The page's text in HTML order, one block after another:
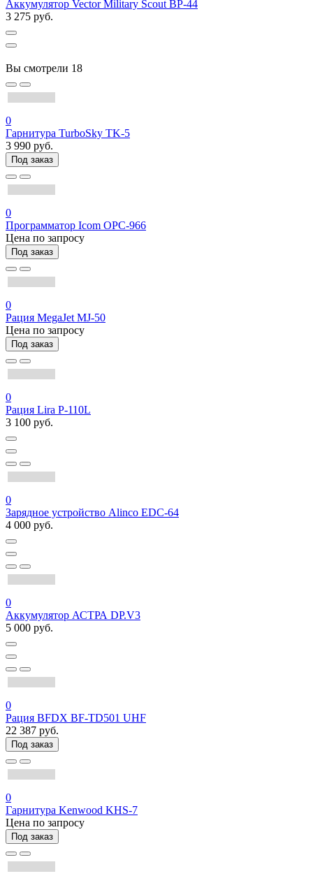
Аккумулятор Vector Military Scout BP-44
3 275 руб.
Вы смотрели 18
0
Гарнитура TurboSky TK-5
3 990 руб.
Под заказ
0
Программатор Icom OPC-966
Цена по запросу
Под заказ
0
Рация MegaJet MJ-50
Цена по запросу
Под заказ
0
Рация Lira P-110L
3 100 руб.
0
Зарядное устройство Alinco EDC-64
4 000 руб.
0
Аккумулятор АСТРА DP.V3
5 000 руб.
0
Рация BFDX BF-TD501 UHF
22 387 руб.
Под заказ
0
Гарнитура Kenwood KHS-7
Цена по запросу
Под заказ